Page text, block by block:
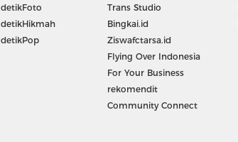
detikFoto
detikHikmah
detikPop
Trans Studio
Bingkai.id
Ziswafctarsa.id
Flying Over Indonesia
For Your Business
rekomendit
Community Connect